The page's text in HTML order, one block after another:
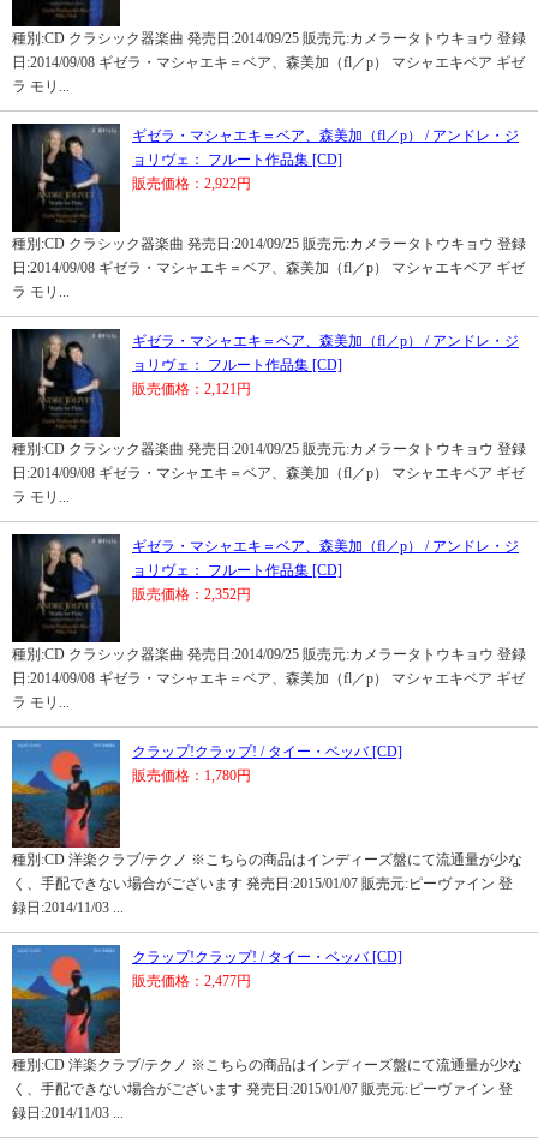
種別:CD クラシック器楽曲 発売日:2014/09/25 販売元:カメラータトウキョウ 登録
日:2014/09/08 ギゼラ・マシャエキ＝ベア、森美加（fl／p） マシャエキベア ギゼ
ラ モリ...
ギゼラ・マシャエキ＝ベア、森美加（fl／p） / アンドレ・ジ
ョリヴェ： フルート作品集 [CD]
販売価格：2,922円
種別:CD クラシック器楽曲 発売日:2014/09/25 販売元:カメラータトウキョウ 登録
日:2014/09/08 ギゼラ・マシャエキ＝ベア、森美加（fl／p） マシャエキベア ギゼ
ラ モリ...
ギゼラ・マシャエキ＝ベア、森美加（fl／p） / アンドレ・ジ
ョリヴェ： フルート作品集 [CD]
販売価格：2,121円
種別:CD クラシック器楽曲 発売日:2014/09/25 販売元:カメラータトウキョウ 登録
日:2014/09/08 ギゼラ・マシャエキ＝ベア、森美加（fl／p） マシャエキベア ギゼ
ラ モリ...
ギゼラ・マシャエキ＝ベア、森美加（fl／p） / アンドレ・ジ
ョリヴェ： フルート作品集 [CD]
販売価格：2,352円
種別:CD クラシック器楽曲 発売日:2014/09/25 販売元:カメラータトウキョウ 登録
日:2014/09/08 ギゼラ・マシャエキ＝ベア、森美加（fl／p） マシャエキベア ギゼ
ラ モリ...
クラップ!クラップ! / タイー・ベッバ [CD]
販売価格：1,780円
種別:CD 洋楽クラブ/テクノ ※こちらの商品はインディーズ盤にて流通量が少な
く、手配できない場合がございます 発売日:2015/01/07 販売元:ピーヴァイン 登
録日:2014/11/03 ...
クラップ!クラップ! / タイー・ベッバ [CD]
販売価格：2,477円
種別:CD 洋楽クラブ/テクノ ※こちらの商品はインディーズ盤にて流通量が少な
く、手配できない場合がございます 発売日:2015/01/07 販売元:ピーヴァイン 登
録日:2014/11/03 ...